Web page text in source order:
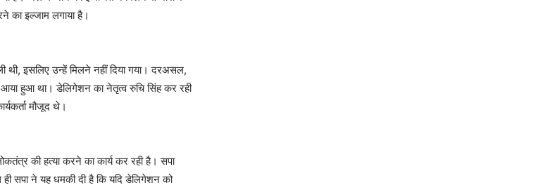
का इल्जाम लगाया है।
थी, इसलिए उन्हें मिलने नहीं दिया गया। दरअसल,
आया हुआ था। डेलिगेशन का नेतृत्व रुचि सिंह कर रही
मौजूद थे।
की हत्या करने का कार्य कर रही है। सपा
सपा ने यह धमकी दी है कि यदि डेलिगेशन को